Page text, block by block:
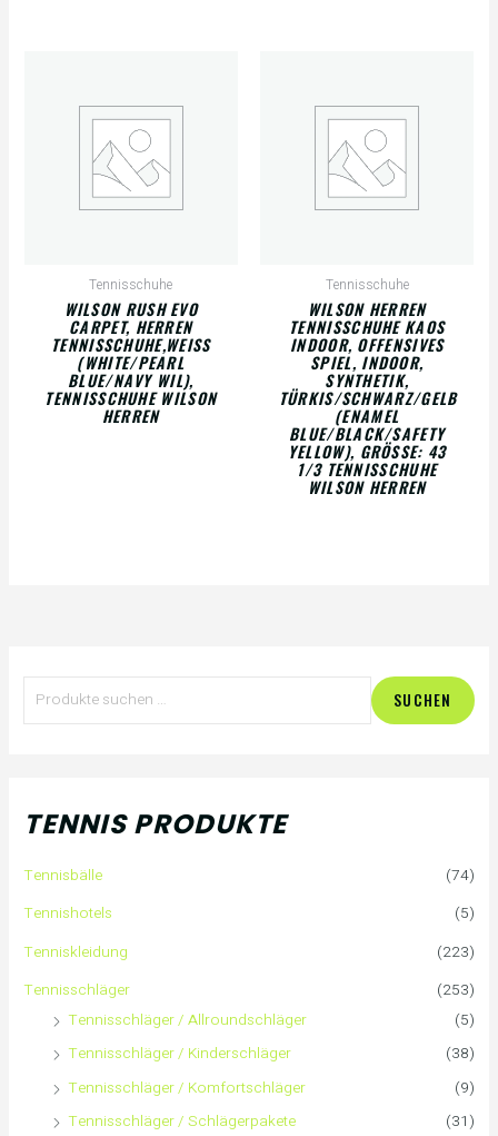
Tennisschuhe
WILSON RUSH EVO
CARPET, HERREN
TENNISSCHUHE,WEISS (
WHITE/PEARL B
LUE/NAVY WIL), T
ENNISSCHUHE WILSON H
ERREN
Tennisschuhe
WILSON HERREN
TENNISSCHUHE KAOS
INDOOR, OFFENSIVES
SPIEL, INDOOR,
SYNTHETIK,
TÜRKIS/SCHWARZ/GELB
(ENAMEL
BLUE/BLACK/SAFETY
YELLOW), GRÖSSE: 43 1
/3 TENNISSCHUHE W
ILSON HERREN
n
a
SUCHEN
TENNIS PRODUKTE
Tennisbälle
(74)
Tennishotels
(5)
Tenniskleidung
(223)
Tennisschläger
(253)
Tennisschläger / Allroundschläger
(5)
Tennisschläger / Kinderschläger
(38)
Tennisschläger / Komfortschläger
(9)
Tennisschläger / Schlägerpakete
(31)